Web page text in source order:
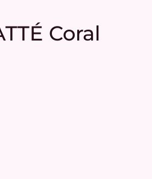
Coral